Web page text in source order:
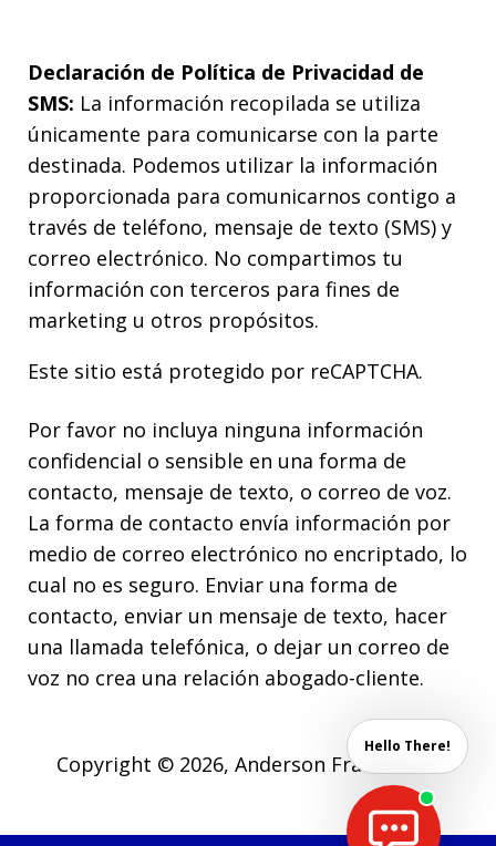
Declaración de Política de Privacidad de
SMS: La información recopilada se utiliza
únicamente para comunicarse con la parte
destinada. Podemos utilizar la información
proporcionada para comunicarnos contigo a
través de teléfono, mensaje de texto (SMS) y
correo electrónico. No compartimos tu
información con terceros para fines de
marketing u otros propósitos.
Este sitio está protegido por reCAPTCHA.
Por favor no incluya ninguna información
confidencial o sensible en una forma de
contacto, mensaje de texto, o correo de voz.
La forma de contacto envía información por
medio de correo electrónico no encriptado, lo
cual no es seguro. Enviar una forma de
contacto, enviar un mensaje de texto, hacer
una llamada telefónica, o dejar un correo de
voz no crea una relación abogado-cliente.
Copyright © 2026, Anderson Franco Law
Hello There!